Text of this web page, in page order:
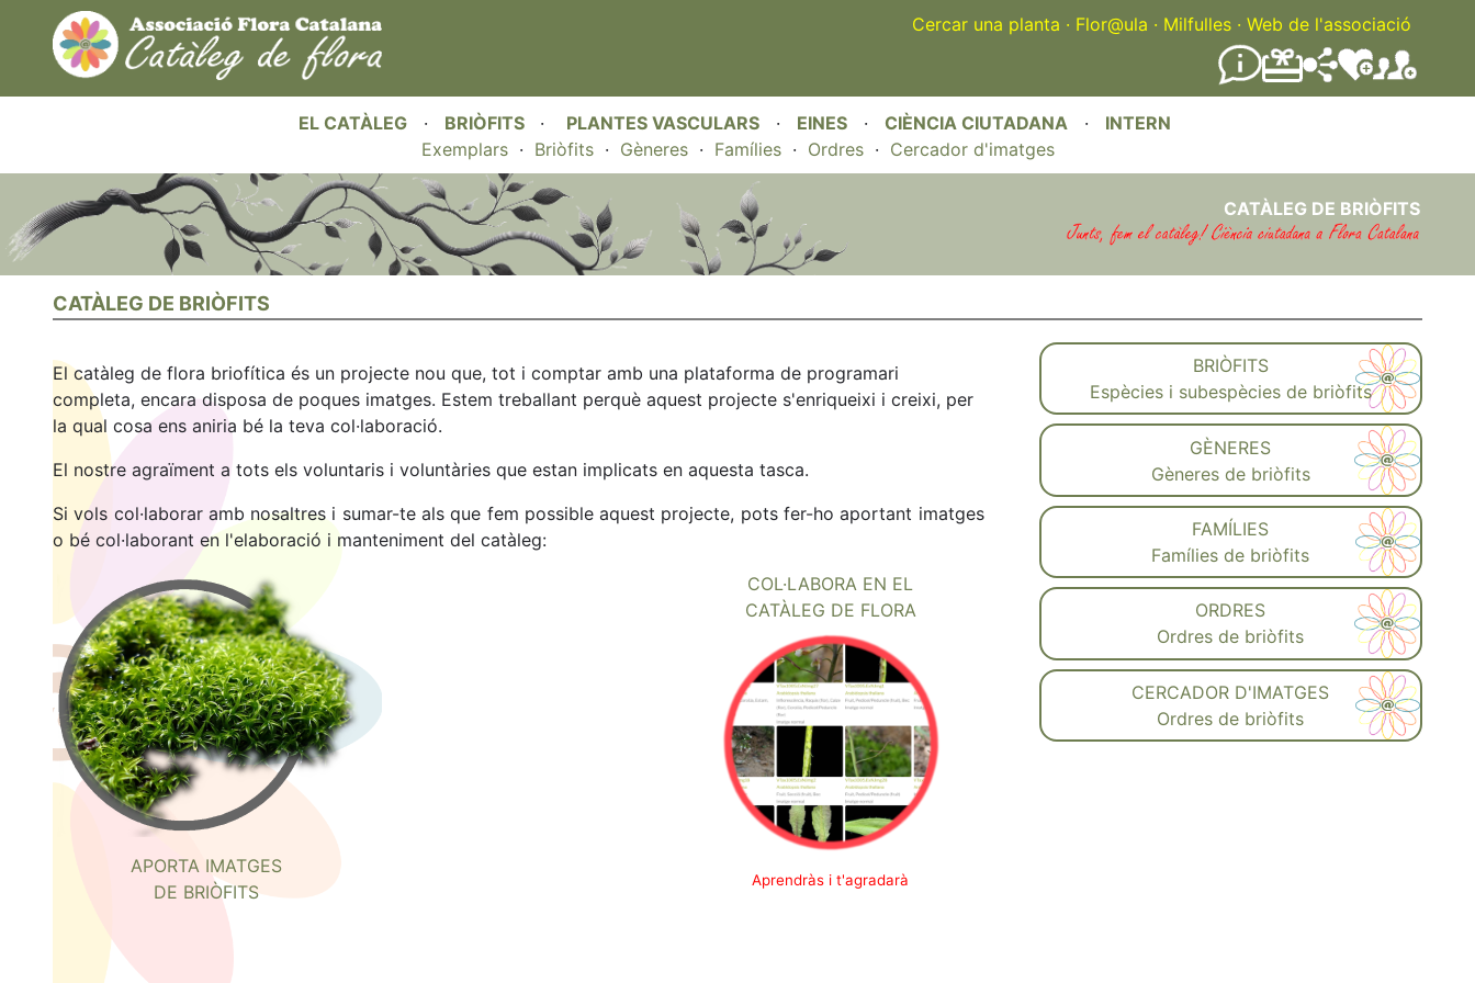
Cercar una planta · Flor@ula · Milfulles · Web de l'associació
EL CATÀLEG · BRIÒFITS · PLANTES VASCULARS · EINES · CIÈNCIA CIUTADANA · INTERN
Exemplars· Briòfits· Gèneres· Famílies· Ordres· Cercador d'imatges
CATÀLEG DE BRIÒFITS
CATÀLEG DE BRIÒFITS
El catàleg de flora briofítica és un projecte nou que, tot i comptar amb una plataforma de programari
completa, encara disposa de poques imatges. Estem treballant perquè aquest projecte s'enriqueixi i creixi, per
la qual cosa ens aniria bé la teva col·laboració.
El nostre agraïment a tots els voluntaris i voluntàries que estan implicats en aquesta tasca.
Si vols col·laborar amb nosaltres i sumar-te als que fem possible aquest projecte, pots fer-ho aportant imatges
o bé col·laborant en l'elaboració i manteniment del catàleg:
APORTA IMATGES
DE BRIÒFITS
COL·LABORA EN EL
CATÀLEG DE FLORA
Aprendràs i t'agradarà
BRIÒFITS
Espècies i subespècies de briòfits
GÈNERES
Gèneres de briòfits
FAMÍLIES
Famílies de briòfits
ORDRES
Ordres de briòfits
CERCADOR D'IMATGES
Ordres de briòfits